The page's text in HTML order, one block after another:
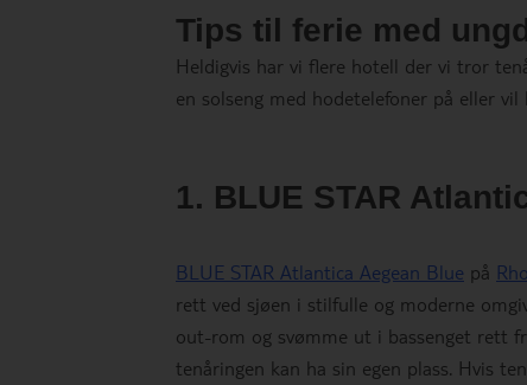
Tips til ferie med
Heldigvis har vi flere hotell der vi tror
en solseng med hodetelefoner på eller
1. BLUE STAR
BLUE STAR Atlantica Aegean Blue på
rett ved sjøen i stilfulle og moderne
out-rom og svømme ut i bassenget rett
tenåringen kan ha sin egen plass. Hvis